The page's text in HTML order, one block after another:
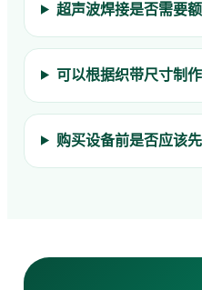
超声波焊接是否需要
可以根据织带尺寸制作
购买设备前是否应该